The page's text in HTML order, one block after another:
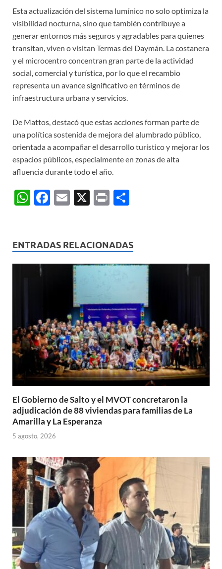
Esta actualización del sistema lumínico no solo optimiza la
visibilidad nocturna, sino que también contribuye a
generar entornos más seguros y agradables para quienes
transitan, viven o visitan Termas del Daymán. La costanera
y el microcentro concentran gran parte de la actividad
social, comercial y turística, por lo que el recambio
representa un avance significativo en términos de
infraestructura urbana y servicios.
De Mattos, destacó que estas acciones forman parte de
una política sostenida de mejora del alumbrado público,
orientada a acompañar el desarrollo turístico y mejorar los
espacios públicos, especialmente en zonas de alta
afluencia durante todo el año.
W
s
A
F
b
o
E
X
P
p
ar
ENTRADAS RELACIONADAS
El Gobierno de Salto y el MVOT concretaron la
adjudicación de 88 viviendas para familias de La
Amarilla y La Esperanza
5 agosto, 2026